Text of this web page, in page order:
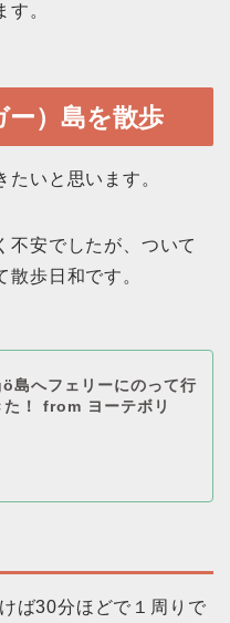
。
）島を散歩
いと思います。
不安でしたが、ついて
歩日和です。
島へフェリーにのって行
た！ from ヨーテボリ
ば30分ほどで１周りで